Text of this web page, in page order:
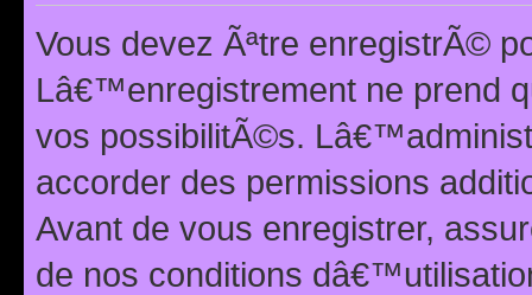
Vous devez Ãªtre enregistrÃ©
Lâ€™enregistrement ne prend
vos possibilitÃ©s.
accorder des permissions
Avant de vous enregistrer,
de nos conditions